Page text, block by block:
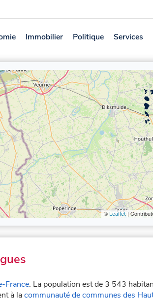
Immobilier Politique Services
© Leaflet|
France. La population est de 3 543
à lacommunauté de communes des